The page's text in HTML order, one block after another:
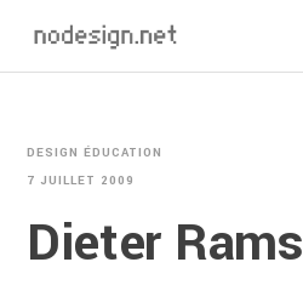
DESIGN ÉDUCATION
7 JUILLET 2009
Dieter Rams